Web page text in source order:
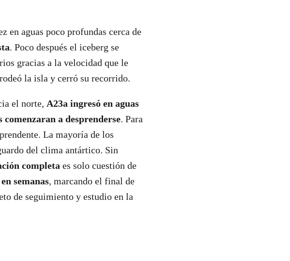
en aguas poco profundas cerca de
. Poco después el iceberg se
gracias a la velocidad que le
la isla y cerró su recorrido.
el norte, A23a ingresó en aguas
comenzaran a desprenderse. Para
La mayoría de los
del clima antártico. Sin
completa es solo cuestión de
en semanas, marcando el final de
de seguimiento y estudio en la